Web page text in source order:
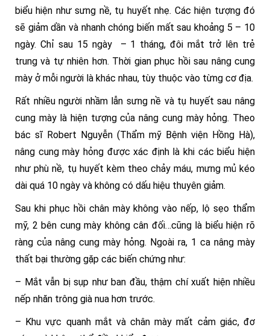
biểu hiện như sưng nề, tụ huyết nhẹ. Các hiện tượng đó
sẽ giảm dần và nhanh chóng biến mất sau khoảng 5 – 10
ngày. Chỉ sau 15 ngày – 1 tháng, đôi mắt trở lên trẻ
trung và tự nhiên hơn. Thời gian phục hồi sau nâng cung
mày ở mỗi người là khác nhau, tùy thuộc vào từng cơ địa.
Rất nhiều người nhầm lẫn sưng nề và tụ huyết sau nâng
cung mày là hiện tượng của nâng cung mày hỏng. Theo
bác sĩ Robert Nguyễn (Thẩm mỹ Bệnh viện Hồng Hà),
nâng cung mày hỏng được xác định là khi các biểu hiện
như phù nề, tụ huyết kèm theo chảy máu, mưng mủ kéo
dài quá 10 ngày và không có dấu hiệu thuyên giảm.
Sau khi phục hồi chân mày không vào nếp, lộ sẹo thẩm
mỹ, 2 bên cung mày không cân đối…cũng là biểu hiện rõ
ràng của nâng cung mày hỏng. Ngoài ra, 1 ca nâng mày
thất bại thường gặp các biến chứng như:
– Mắt vẫn bị sụp như ban đầu, thậm chí xuất hiện nhiều
nếp nhăn trông già nua hơn trước.
– Khu vực quanh mắt và chân mày mất cảm giác, đơ